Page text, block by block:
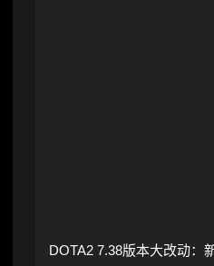
DOTA2 7.38版本大改动：